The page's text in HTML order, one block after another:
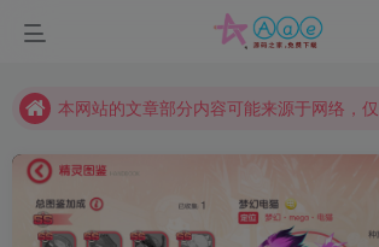
现在赞助会员享受专属折扣，详情点击此条